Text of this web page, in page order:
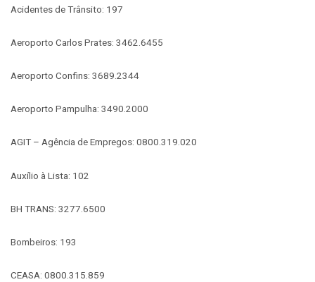
Acidentes de Trânsito: 197
Aeroporto Carlos Prates: 3462.6455
Aeroporto Confins: 3689.2344
Aeroporto Pampulha: 3490.2000
AGIT – Agência de Empregos: 0800.319.020
Auxílio à Lista: 102
BH TRANS: 3277.6500
Bombeiros: 193
CEASA: 0800.315.859